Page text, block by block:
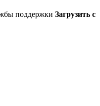
поддержки Загрузить с